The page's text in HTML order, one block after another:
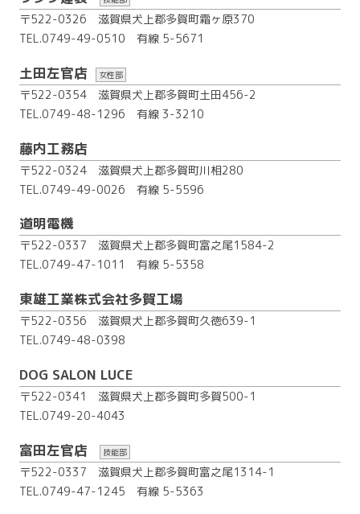
〒522-0326 滋賀県犬上郡多賀町霜ヶ原370
TEL.0749-49-0510
有線 5-5671
土田左官店 女性部
〒522-0354 滋賀県犬上郡多賀町土田456-2
TEL.0749-48-1296
有線 3-3210
藤内工務店
〒522-0324 滋賀県犬上郡多賀町川相280
TEL.0749-49-0026
有線 5-5596
道明電機
〒522-0337 滋賀県犬上郡多賀町富之尾1584-2
TEL.0749-47-1011
有線 5-5358
東雄工業株式会社多賀工場
〒522-0356 滋賀県犬上郡多賀町久徳639-1
TEL.0749-48-0398
DOG SALON LUCE
〒522-0341 滋賀県犬上郡多賀町多賀500-1
TEL.0749-20-4043
富田左官店 技能部
〒522-0337 滋賀県犬上郡多賀町富之尾1314-1
TEL.0749-47-1245
有線 5-5363